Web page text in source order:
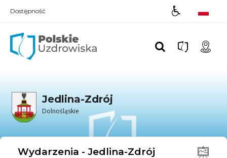
Dostępność
Jedlina-Zdrój
Dolnośląskie
Wydarzenia - Jedlina-Zdrój